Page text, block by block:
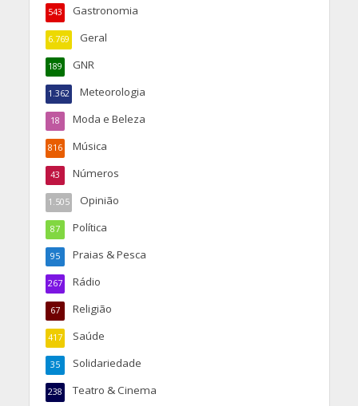
Gastronomia
543
Geral
6.769
GNR
189
Meteorologia
1.362
Moda e Beleza
18
Música
816
Números
43
Opinião
1.505
Política
87
Praias & Pesca
95
Rádio
267
Religião
67
Saúde
417
Solidariedade
35
Teatro & Cinema
238